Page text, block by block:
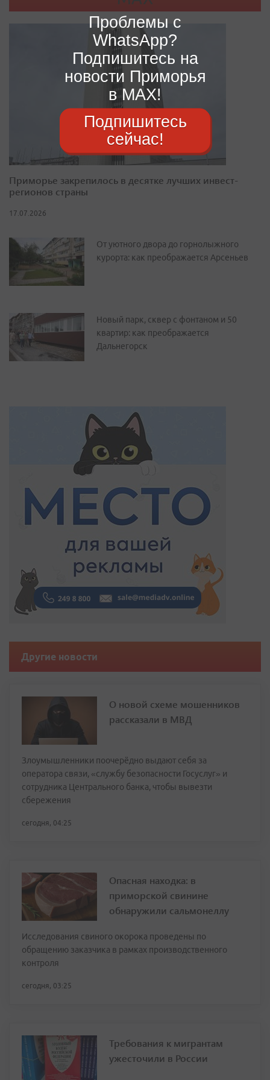
Приморье закрепилось в десятке лучших инвест-
регионов страны
17.07.2026
От уютного двора до горнолыжного
курорта: как преображается Арсеньев
Новый парк, сквер с фонтаном и 50
квартир: как преображается
Дальнегорск
Другие новости
О новой схеме мошенников
рассказали в МВД
Злоумышленники поочерёдно выдают себя за
оператора связи, «службу безопасности Госуслуг» и
сотрудника Центрального банка, чтобы вывезти
сбережения
сегодня, 04:25
Опасная находка: в
приморской свинине
обнаружили сальмонеллу
Исследования свиного окорока проведены по
обращению заказчика в рамках производственного
контроля
сегодня, 03:25
Требования к мигрантам
ужесточили в России
Проблемы с
WhatsApp?
Подпишитесь на
новости Приморья
в MAX!
Подпишитесь
сейчас!